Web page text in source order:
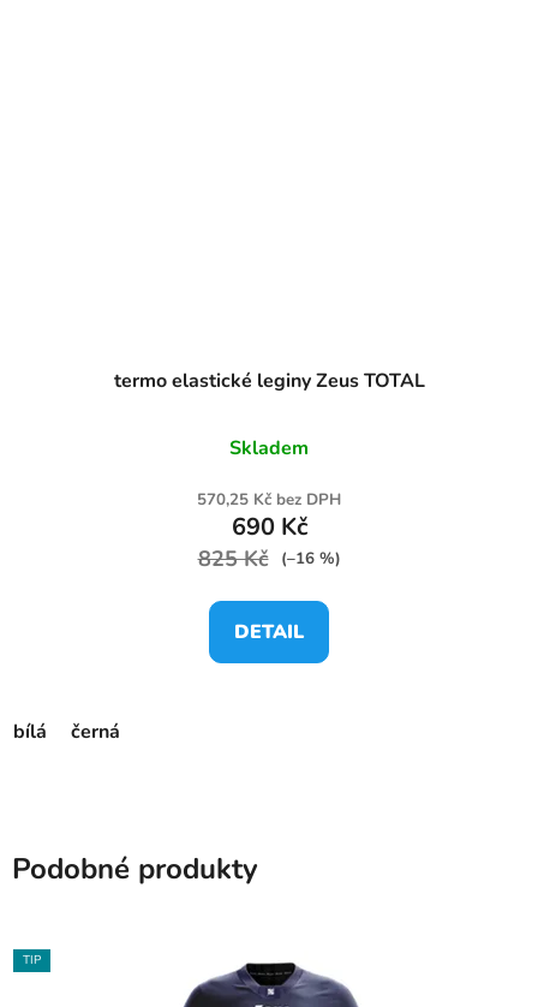
termo elastické leginy Zeus TOTAL
Skladem
570,25 Kč bez DPH
690 Kč
825 Kč (–16 %)
DETAIL
bílá černá
Podobné produkty
TIP